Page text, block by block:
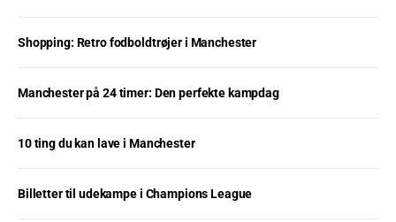
Shopping: Retro fodboldtrøjer i Manchester
Manchester på 24 timer: Den perfekte kampdag
10 ting du kan lave i Manchester
Billetter til udekampe i Champions League